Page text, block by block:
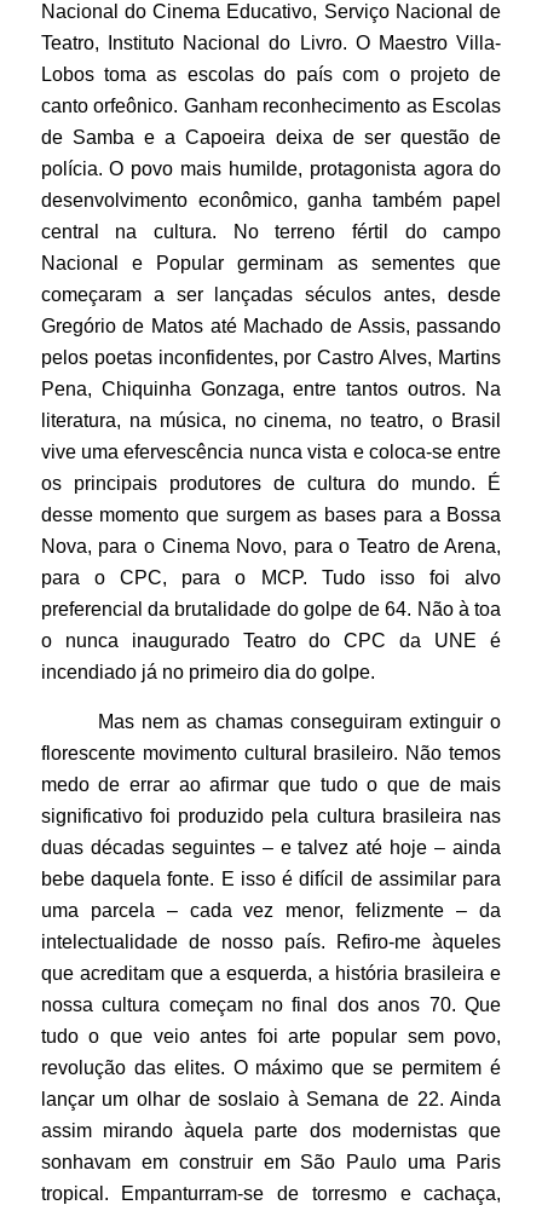
Nacional do Cinema Educativo, Serviço Nacional de
Teatro, Instituto Nacional do Livro. O Maestro Villa-
Lobos toma as escolas do país com o projeto de
canto orfeônico. Ganham reconhecimento as Escolas
de Samba e a Capoeira deixa de ser questão de
polícia. O povo mais humilde, protagonista agora do
desenvolvimento econômico, ganha também papel
central na cultura. No terreno fértil do campo
Nacional e Popular germinam as sementes que
começaram a ser lançadas séculos antes, desde
Gregório de Matos até Machado de Assis, passando
pelos poetas inconfidentes, por Castro Alves, Martins
Pena, Chiquinha Gonzaga, entre tantos outros. Na
literatura, na música, no cinema, no teatro, o Brasil
vive uma efervescência nunca vista e coloca-se entre
os principais produtores de cultura do mundo. É
desse momento que surgem as bases para a Bossa
Nova, para o Cinema Novo, para o Teatro de Arena,
para o CPC, para o MCP. Tudo isso foi alvo
preferencial da brutalidade do golpe de 64. Não à toa
o nunca inaugurado Teatro do CPC da UNE é
incendiado já no primeiro dia do golpe.
Mas nem as chamas conseguiram extinguir o
florescente movimento cultural brasileiro. Não temos
medo de errar ao afirmar que tudo o que de mais
significativo foi produzido pela cultura brasileira nas
duas décadas seguintes – e talvez até hoje – ainda
bebe daquela fonte. E isso é difícil de assimilar para
uma parcela – cada vez menor, felizmente – da
intelectualidade de nosso país. Refiro-me àqueles
que acreditam que a esquerda, a história brasileira e
nossa cultura começam no final dos anos 70. Que
tudo o que veio antes foi arte popular sem povo,
revolução das elites. O máximo que se permitem é
lançar um olhar de soslaio à Semana de 22. Ainda
assim mirando àquela parte dos modernistas que
sonhavam em construir em São Paulo uma Paris
tropical. Empanturram-se de torresmo e cachaça,